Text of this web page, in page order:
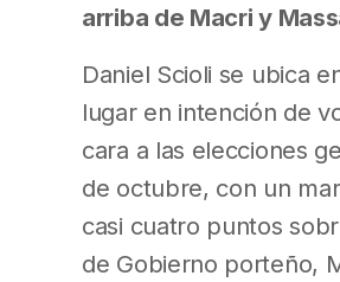
arriba de Macri y
Daniel Scioli se ubica
lugar en intención de
cara a las elecciones
de octubre, con un
casi cuatro puntos
de Gobierno porteño,